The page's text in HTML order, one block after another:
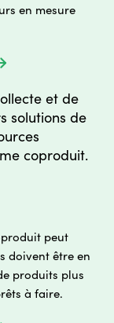
en mesure
et de
solutions de
coproduit.
peut
doivent être en
produits plus
à faire.